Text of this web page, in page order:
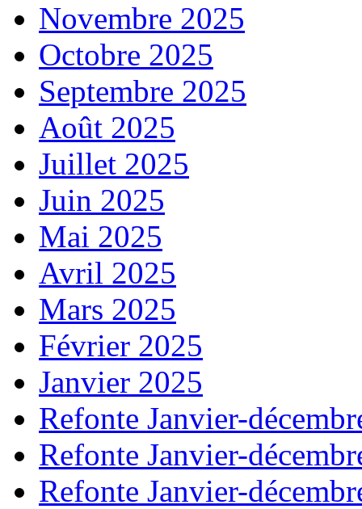
Novembre 2025
Octobre 2025
Septembre 2025
Août 2025
Juillet 2025
Juin 2025
Mai 2025
Avril 2025
Mars 2025
Février 2025
Janvier 2025
Refonte Janvier-
Refonte Janvier-
Refonte Janvier-